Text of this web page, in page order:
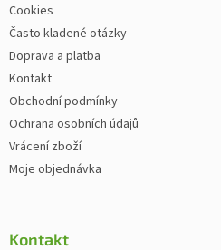
Cookies
Často kladené otázky
Doprava a platba
Kontakt
Obchodní podmínky
Ochrana osobních údajů
Vrácení zboží
Moje objednávka
Kontakt